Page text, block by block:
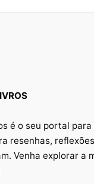
é o seu portal
resenhas,
Venha explorar a